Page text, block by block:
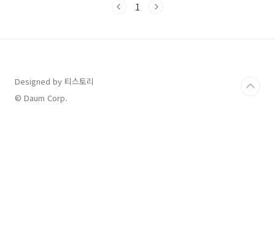
때보다 뜨겁습니다. 오늘은 2026 WBC 한국 대표팀의 주요 경기 일
1
Designed by 티스토리
© Daum Corp.